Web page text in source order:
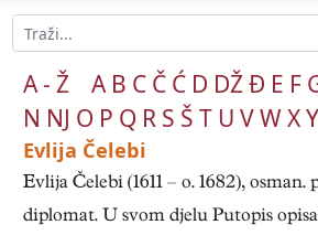
A - Ž A B C Č Ć D DŽĐ E F
N NJ O P Q R S Š T U VWXY
Evlija Čelebi
Evlija Čelebi (1611 – o. 1682), osman.
diplomat. U svom djelu Putopis